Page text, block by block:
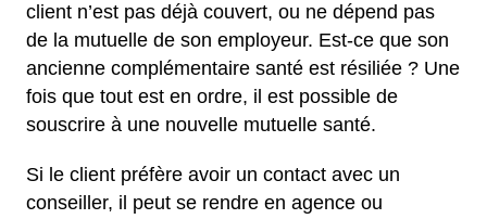
client n’est pas déjà couvert, ou ne dépend pas
de la mutuelle de son employeur. Est-ce que son
ancienne complémentaire santé est résiliée ? Une
fois que tout est en ordre, il est possible de
souscrire à une nouvelle mutuelle santé.
Si le client préfère avoir un contact avec un
conseiller, il peut se rendre en agence ou